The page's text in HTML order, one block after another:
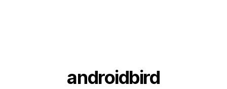
androidbird